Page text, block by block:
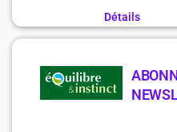
Détails